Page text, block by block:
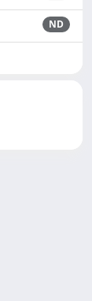
ND